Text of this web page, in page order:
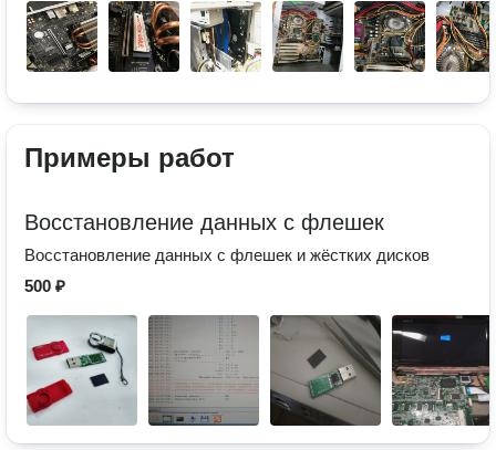
Примеры работ
Восстановление данных с флешек
Восстановление данных с флешек и жёстких дисков
500 ₽